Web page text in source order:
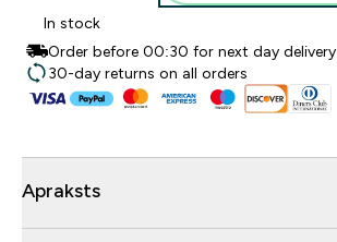
In stock
Order before 00:30 for next day delivery
30-day returns on all orders
Apraksts